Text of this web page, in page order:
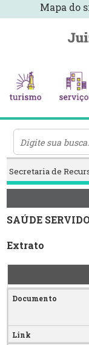
Mapa do
Secretaria de
SAÚDE
Extrato